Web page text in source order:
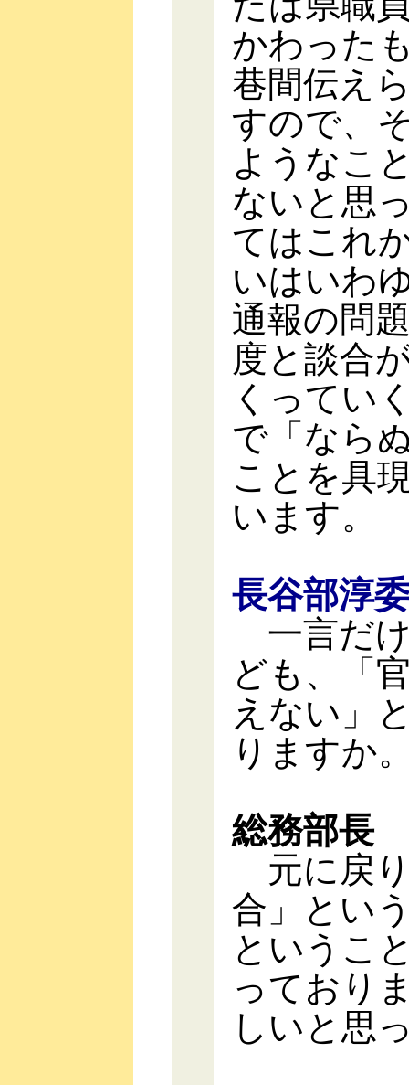
かわった
巷間伝え
すので、
ようなこ
ないと思
てはこれ
いはいわ
通報の問
度と談合
くってい
で「なら
ことを具
います。
長谷部淳
一言だ
ども、「
えない」
りますか
総務部長
元に戻
合」とい
というこ
っており
しいと思